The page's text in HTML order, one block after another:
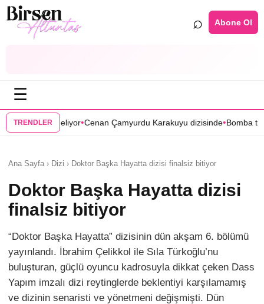
⌕ Abone Ol
☰
TRENDLER
Çamyurdu Karakuyu dizisinde•Bomba transfer! Caner Cindoruk,
Ana Sayfa › Dizi › Doktor Başka Hayatta dizisi finalsiz bitiyor
Doktor Başka Hayatta dizisi
finalsiz bitiyor
“Doktor Başka Hayatta” dizisinin dün akşam 6. bölümü
yayınlandı. İbrahim Çelikkol ile Sıla Türkoğlu’nu
buluşturan, güçlü oyuncu kadrosuyla dikkat çeken Dass
Yapım imzalı dizi reytinglerde beklentiyi karşılamamış
ve dizinin senaristi ve yönetmeni değişmişti. Dün